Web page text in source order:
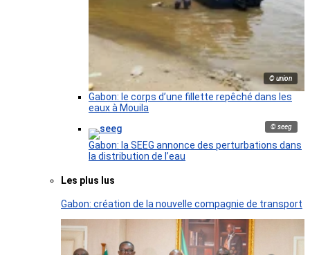
© union
Gabon: le corps d’une fillette repêché dans les
eaux à Mouila
© seeg
Gabon: la SEEG annonce des perturbations dans
la distribution de l’eau
Les plus lus
Gabon: création de la nouvelle compagnie de transport